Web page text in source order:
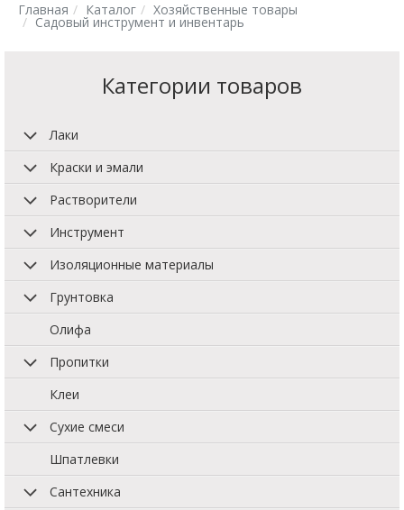
Главная Каталог Хозяйственные товары
Садовый инструмент и инвентарь
Категории товаров
Лаки
Краски и эмали
Растворители
Инструмент
Изоляционные материалы
Грунтовка
Олифа
Пропитки
Клеи
Сухие смеси
Шпатлевки
Сантехника